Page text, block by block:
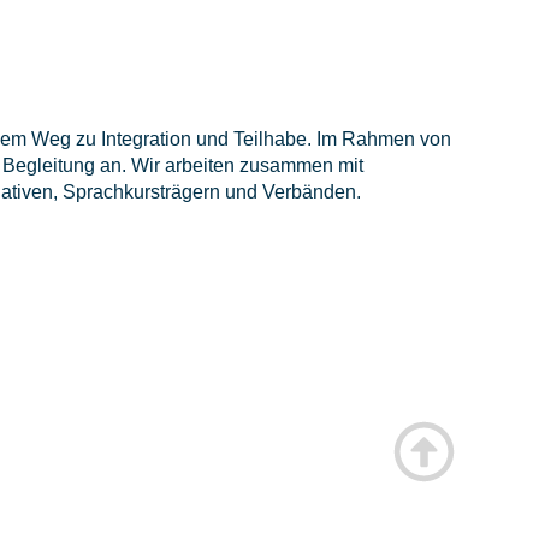
Weg zu Integration und Teilhabe. Im Rahmen von
an. Wir arbeiten zusammen mit
Sprachkursträgern und Verbänden.